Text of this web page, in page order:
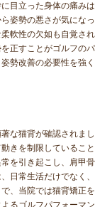
目立った身体の痛み
姿勢の悪さが気にな
軟性の欠如も自覚さ
正すことがゴルフの
勢改善の必要性を強
な猫背が確認されま
きを制限しているこ
を引き起こし、肩甲
日常生活だけでなく
、当院では猫背矯正
るゴルフパフォーマ